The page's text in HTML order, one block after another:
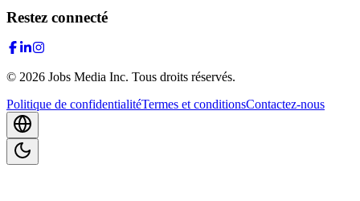
Restez connecté
© 2026 Jobs Media Inc. Tous droits réservés.
Politique de confidentialitéTermes et conditionsContactez-nous